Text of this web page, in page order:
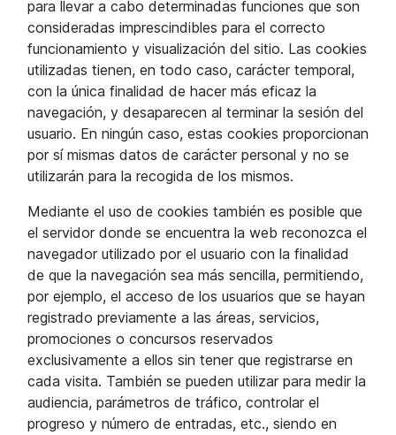
para llevar a cabo determinadas funciones que son
consideradas imprescindibles para el correcto
funcionamiento y visualización del sitio. Las cookies
utilizadas tienen, en todo caso, carácter temporal,
con la única finalidad de hacer más eficaz la
navegación, y desaparecen al terminar la sesión del
usuario. En ningún caso, estas cookies proporcionan
por sí mismas datos de carácter personal y no se
utilizarán para la recogida de los mismos.
Mediante el uso de cookies también es posible que
el servidor donde se encuentra la web reconozca el
navegador utilizado por el usuario con la finalidad
de que la navegación sea más sencilla, permitiendo,
por ejemplo, el acceso de los usuarios que se hayan
registrado previamente a las áreas, servicios,
promociones o concursos reservados
exclusivamente a ellos sin tener que registrarse en
cada visita. También se pueden utilizar para medir la
audiencia, parámetros de tráfico, controlar el
progreso y número de entradas, etc., siendo en